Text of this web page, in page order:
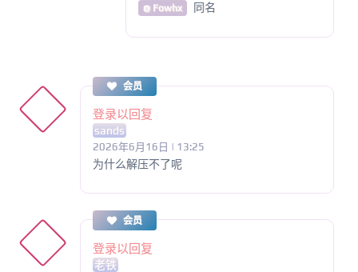
@ Fowhx 同名
会员
登录以回复
sands
2026年6月16日 | 13:25
为什么解压不了呢
会员
登录以回复
老铁